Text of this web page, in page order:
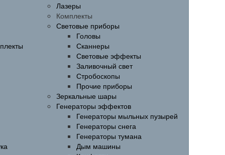
Лазеры
Комплекты
Световые приборы
Головы
Сканнеры
Световые эффекты
Заливочный свет
Стробоскопы
Прочие приборы
Зеркальные шары
Генераторы эффектов
Генераторы мыльных пузырей
Генераторы снега
Генераторы тумана
Дым машины